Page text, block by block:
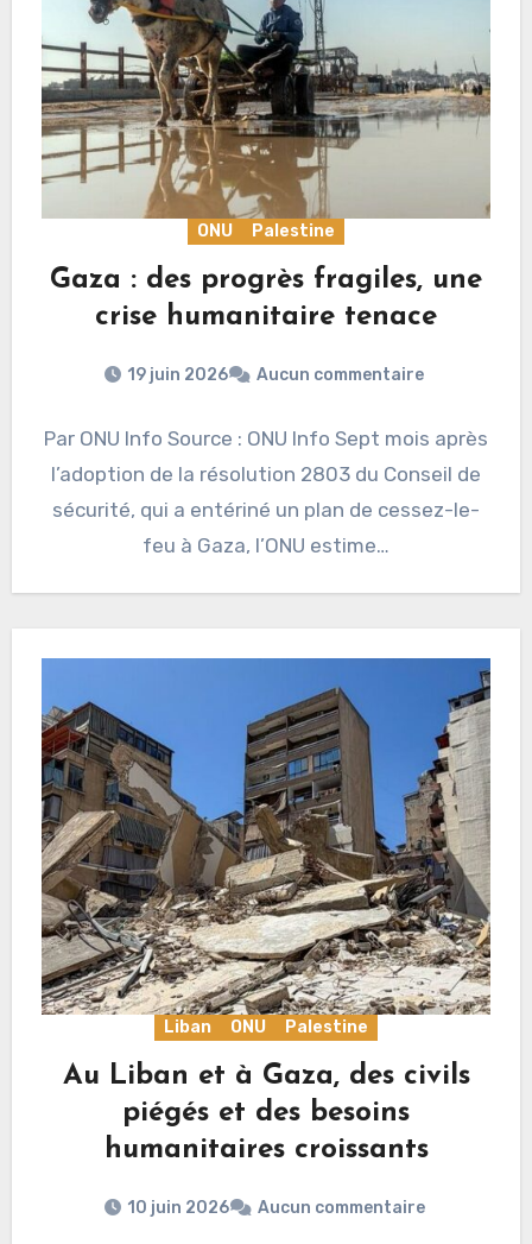
ONU Palestine
Gaza : des progrès fragiles, une
crise humanitaire tenace
19 juin 2026 Aucun commentaire
Par ONU Info Source : ONU Info Sept mois après
l’adoption de la résolution 2803 du Conseil de
sécurité, qui a entériné un plan de cessez-le-
feu à Gaza, l’ONU estime…
Liban ONU Palestine
Au Liban et à Gaza, des civils
piégés et des besoins
humanitaires croissants
10 juin 2026 Aucun commentaire